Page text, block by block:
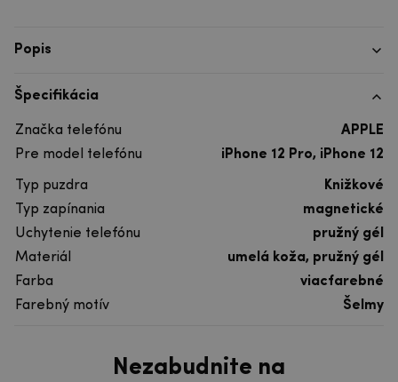
Popis
Špecifikácia
Značka telefónu
APPLE
Pre model telefónu
iPhone 12 Pro, iPhone 12
Typ puzdra
Knižkové
Typ zapínania
magnetické
Uchytenie telefónu
pružný gél
Materiál
umelá koža, pružný gél
Farba
viacfarebné
Farebný motív
Šelmy
Nezabudnite na